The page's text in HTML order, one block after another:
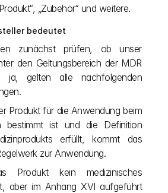
„Zubehör“ und weitere.
bedeutet
zunächst prüfen, ob unser
den Geltungsbereich der MDR
ja, gelten alle nachfolgenden
Produkt für die Anwendung beim
bestimmt ist und die Definition
erfüllt, kommt das
zur Anwendung.
Produkt kein medizinisches
aber im Anhang XVI aufgeführt